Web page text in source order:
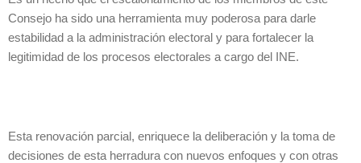
Consejo ha sido una herramienta muy poderosa para darle
estabilidad a la administración electoral y para fortalecer la
legitimidad de los procesos electorales a cargo del INE.
Esta renovación parcial, enriquece la deliberación y la toma de
decisiones de esta herradura con nuevos enfoques y con otras